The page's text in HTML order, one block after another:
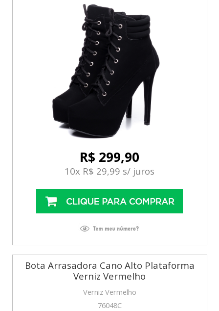
R$ 299,90
10x R$ 29,99 s/ juros
Bota Arrasadora Cano Alto Plataforma
Verniz Vermelho
Verniz Vermelho
76048C